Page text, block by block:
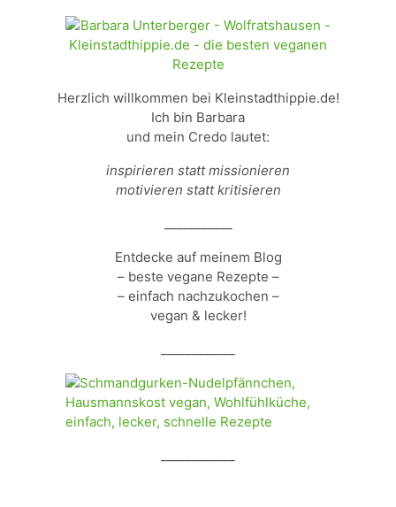
Herzlich willkommen bei Kleinstadthippie.de!
Ich bin Barbara
und mein Credo lautet:
inspirieren statt missionieren
motivieren statt kritisieren
Entdecke auf meinem Blog
– beste vegane Rezepte –
– einfach nachzukochen –
vegan & lecker!